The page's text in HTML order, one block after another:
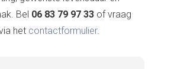
Bel 06 83 79 97 33of vraag
het contactformulier.